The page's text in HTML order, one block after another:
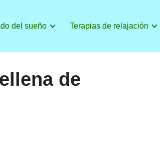
del sueño Terapias de relajación
de